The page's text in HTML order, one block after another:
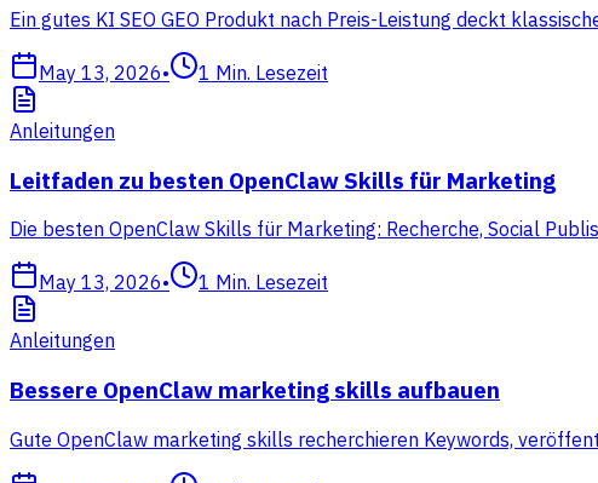
Ein gutes KI SEO GEO Produkt nach Preis-Leistung deckt
May 13, 2026• 1 Min. Lesezeit
Anleitungen
Leitfaden zu besten OpenClaw Skills für Marketing
Die besten OpenClaw Skills für Marketing: Recherche, Social
May 13, 2026• 1 Min. Lesezeit
Anleitungen
Bessere OpenClaw marketing skills aufbauen
Gute OpenClaw marketing skills recherchieren Keywords,